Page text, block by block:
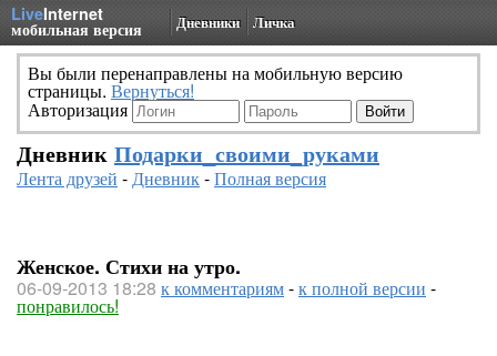
LiveInternet
мобильная версия Дневники Личка
Вы были перенаправлены на мобильную версию
страницы. Вернуться!
Авторизация
Дневник Подарки_своими_руками
Лента друзей -Дневник-Полная версия
Женское. Стихи на утро.
06-09-2013 18:28 к комментариям-к полной версии -
понравилось!